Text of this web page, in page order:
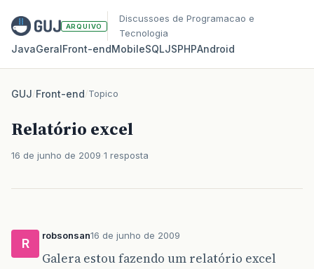
ARQUIVO
Discussoes de Programacao e
Tecnologia
JavaGeralFront‑endMobileSQLJSPHPAndroid
GUJ/Front-end/Topico
Relatório excel
16 de junho de 2009 1 resposta
R
robsonsan16 de junho de 2009
Galera estou fazendo um relatório excel